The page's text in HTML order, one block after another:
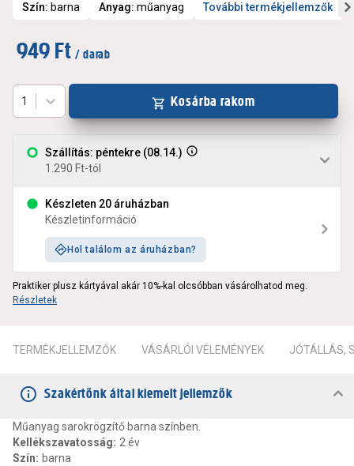
Szín: barna Anyag: műanyag További termékjellemzők
949 Ft / darab
Szállítás: péntekre (08.14.)
1.290 Ft-tól
Készleten 20 áruházban
Készletinformáció
Hol találom az áruházban?
1 Kosárba rakom
Praktiker plusz kártyával akár 10%-kal olcsóbban vásárolhatod meg.
Részletek
TERMÉKJELLEMZŐK VÁSÁRLÓI VÉLEMÉNYEK JÓTÁLLÁS,
Szakértőnk által kiemelt jellemzők
Műanyag sarokrögzítő barna színben.
Kellékszavatosság: 2 év
Szín: barna